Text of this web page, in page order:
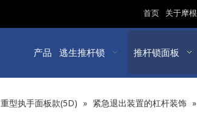
首页 关于摩根
产品 逃生推杆锁 推杆锁面板
重型执手面板款(5D) » 紧急退出装置的杠杆装饰 »